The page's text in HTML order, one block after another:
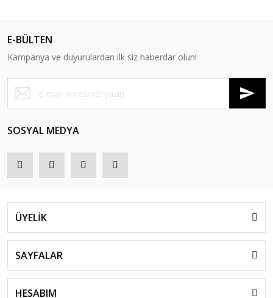
E-BÜLTEN
Kampanya ve duyurulardan ilk siz haberdar olun!
SOSYAL MEDYA
ÜYELİK
SAYFALAR
HESABIM